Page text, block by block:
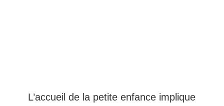
L’accueil de la petite enfance implique